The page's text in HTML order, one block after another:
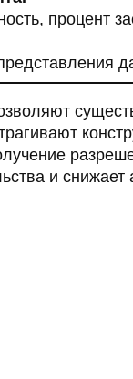
процент
и